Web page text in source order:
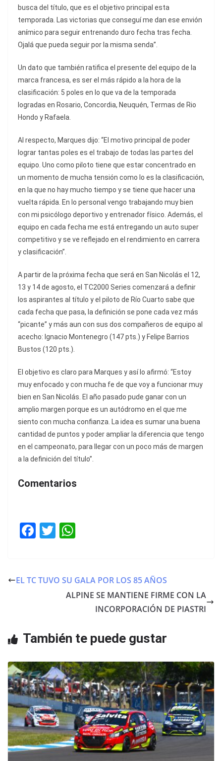
busca del título, que es el objetivo principal esta
temporada. Las victorias que conseguí me dan ese envión
anímico para seguir entrenando duro fecha tras fecha.
Ojalá que pueda seguir por la misma senda”.
Un dato que también ratifica el presente del equipo de la
marca francesa, es ser el más rápido a la hora de la
clasificación: 5 poles en lo que va de la temporada
logradas en Rosario, Concordia, Neuquén, Termas de Rio
Hondo y Rafaela.
Al respecto, Marques dijo: “El motivo principal de poder
lograr tantas poles es el trabajo de todas las partes del
equipo. Uno como piloto tiene que estar concentrado en
un momento de mucha tensión como lo es la clasificación,
en la que no hay mucho tiempo y se tiene que hacer una
vuelta rápida. En lo personal vengo trabajando muy bien
con mi psicólogo deportivo y entrenador físico. Además, el
equipo en cada fecha me está entregando un auto super
competitivo y se ve reflejado en el rendimiento en carrera
y clasificación”.
A partir de la próxima fecha que será en San Nicolás el 12,
13 y 14 de agosto, el TC2000 Series comenzará a definir
los aspirantes al título y el piloto de Río Cuarto sabe que
cada fecha que pasa, la definición se pone cada vez más
“picante” y más aun con sus dos compañeros de equipo al
acecho: Ignacio Montenegro (147 pts.) y Felipe Barrios
Bustos (120 pts.).
El objetivo es claro para Marques y así lo afirmó: “Estoy
muy enfocado y con mucha fe de que voy a funcionar muy
bien en San Nicolás. El año pasado pude ganar con un
amplio margen porque es un autódromo en el que me
siento con mucha confianza. La idea es sumar una buena
cantidad de puntos y poder ampliar la diferencia que tengo
en el campeonato, para llegar con un poco más de margen
a la definición del título”.
Comentarios
F
e
k
T
er s
A
EL TC TUVO SU GALA POR LOS 85 AÑOS
ALPINE SE MANTIENE FIRME CON LA
INCORPORACIÓN DE PIASTRI
También te puede gustar